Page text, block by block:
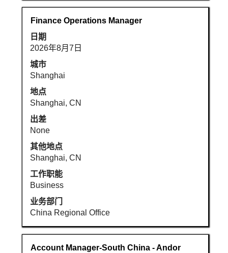
键
导
息。
内
容。
职
务
Finance Operations Manager
日期
2026年8月7日
城市
Shanghai
地点
Shanghai, CN
出差
None
其他地点
Shanghai, CN
工作职能
Business
业务部门
China Regional Office
使
用
空
格
键
进
行
选
以
查
看
职
信
息
的
完
内
容。
职
Account Manager-South China - Andor
使